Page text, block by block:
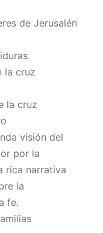
de Jerusalén
la cruz
la cruz
visión del
por la
rica narrativa
la
fe.